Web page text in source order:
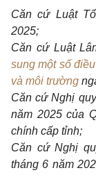
Căn cứ Luật
2025;
Căn cứ Luật
sung một số
và môi trường
Căn cứ Nghị
năm 2025 của
chính cấp tỉnh;
Căn cứ Nghị
tháng 6 năm